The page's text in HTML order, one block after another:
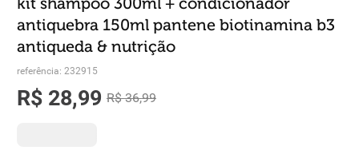
antiquebra 150ml pantene biotinamina b3
antiqueda & nutrição
referência: 232915
R$ 28,99 R$ 36,99
5º queijo
6 º vinhos
7º biscoito
8º detergente